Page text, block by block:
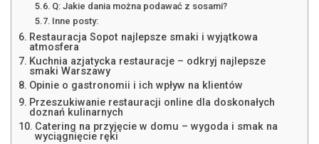
Q: Jakie dania można podawać z sosami?
Inne posty:
Restauracja Sopot najlepsze smaki i wyjątkowa
atmosfera
Kuchnia azjatycka restauracje – odkryj najlepsze
smaki Warszawy
Opinie o gastronomii i ich wpływ na klientów
Przeszukiwanie restauracji online dla doskonałych
doznań kulinarnych
Catering na przyjęcie w domu – wygoda i smak na
wyciągnięcie ręki